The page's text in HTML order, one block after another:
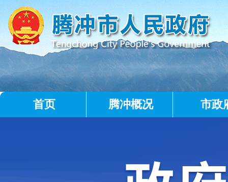
首页 腾冲概况 市政